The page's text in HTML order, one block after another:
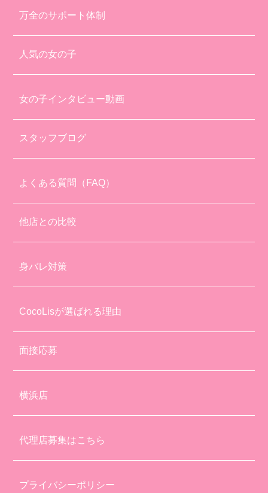
万全のサポート体制
人気の女の子
女の子インタビュー動画
スタッフブログ
よくある質問（FAQ）
他店との比較
身バレ対策
CocoLisが選ばれる理由
面接応募
横浜店
代理店募集はこちら
プライバシーポリシー